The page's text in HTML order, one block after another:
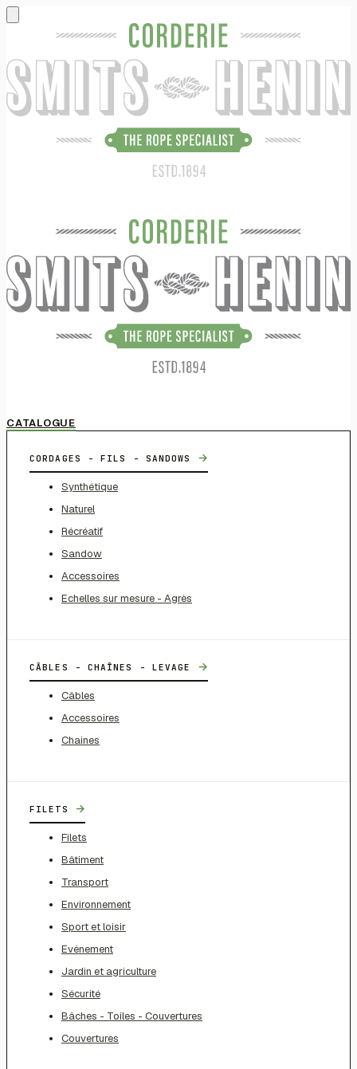
CATALOGUE
CORDAGES - FILS - SANDOWS →
Synthétique
Naturel
Récréatif
Sandow
Accessoires
Echelles sur mesure - Agrès
CÂBLES - CHAÎNES - LEVAGE →
Câbles
Accessoires
Chaines
FILETS →
Filets
Bâtiment
Transport
Environnement
Sport et loisir
Evénement
Jardin et agriculture
Sécurité
Bâches - Toiles - Couvertures
Couvertures